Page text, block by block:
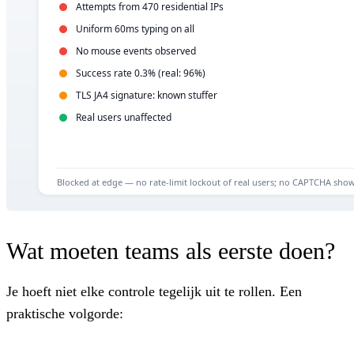
Wat moeten teams als eerste doen?
Je hoeft niet elke controle tegelijk uit te rollen. Een
praktische volgorde: